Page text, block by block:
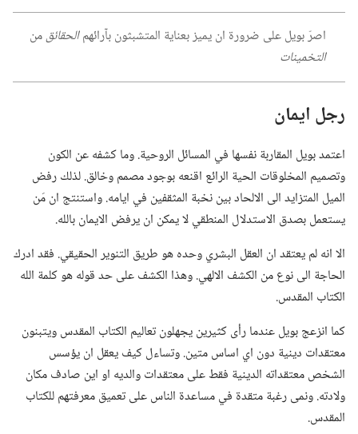
اصرّ بويل على ضرورة ان يميز بعناية المتشبثون بآرائهمالحقائقمن
التخمينات
رجل ايمان
اعتمد بويل المقاربة نفسها في المسائل الروحية.‏ وما كشفه عن الكون
وتصميم المخلوقات الحية الرائع اقنعه بوجود مصمم وخالق.‏ لذلك رفض
الميل المتزايد الى الالحاد بين نخبة المثقفين في ايامه.‏ واستنتج ان مَن
يستعمل بصدق الاستدلال المنطقي لا يمكن ان يرفض الايمان بالله.‏
الا انه لم يعتقد ان العقل البشري وحده هو طريق التنوير الحقيقي.‏ فقد ادرك
الحاجة الى نوع من الكشف الالهي.‏ وهذا الكشف على حد قوله هو كلمة الله
الكتاب المقدس.‏
كما انزعج بويل عندما رأى كثيرين يجهلون تعاليم الكتاب المقدس ويتبنون
معتقدات دينية دون اي اساس متين.‏ وتساءل كيف يعقل ان يؤسس
الشخص معتقداته الدينية فقط على معتقدات والديه او اين صادف مكان
ولادته.‏ ونمى رغبة متقدة في مساعدة الناس على تعميق معرفتهم للكتاب
المقدس.‏